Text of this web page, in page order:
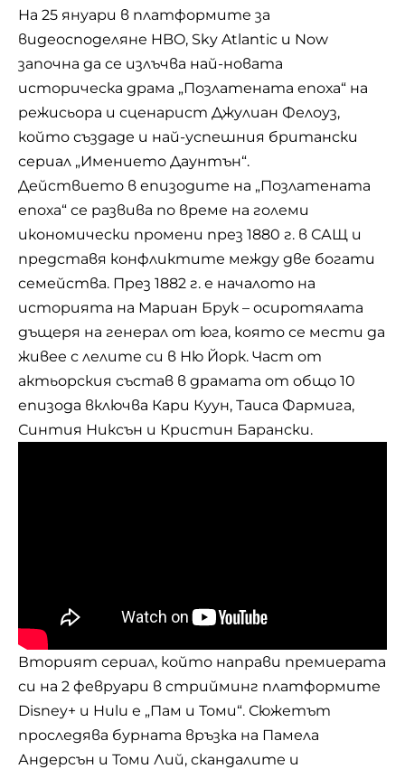
На 25 януари в платформите за
видеосподеляне HBO, Sky Atlantic и Now
започна да се излъчва най-новата
историческа драма „Позлатената епоха“ на
режисьора и сценарист Джулиан Фелоуз,
който създаде и най-успешния британски
сериал „Имението Даунтън“.
Действието в епизодите на „Позлатената
епоха“ се развива по време на големи
икономически промени през 1880 г. в САЩ и
представя конфликтите между две богати
семейства. През 1882 г. е началото на
историята на Мариан Брук – осиротялата
дъщеря на генерал от юга, която се мести да
живее с лелите си в Ню Йорк. Част от
актьорския състав в драмата от общо 10
епизода включва Кари Куун, Таиса Фармига,
Синтия Никсън и Кристин Барански.
Вторият сериал, който направи премиерата
си на 2 февруари в стрийминг платформите
Disney+ и Hulu е „Пам и Томи“. Сюжетът
проследява бурната връзка на Памела
Андерсън и Томи Лий, скандалите и